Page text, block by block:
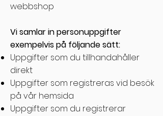
webbshop
Vi samlar in personuppgifter
exempelvis på följande sätt:
Uppgifter som du tillhandahåller
direkt
Uppgifter som registreras vid besök
på vår hemsida
Uppgifter som du registrerar